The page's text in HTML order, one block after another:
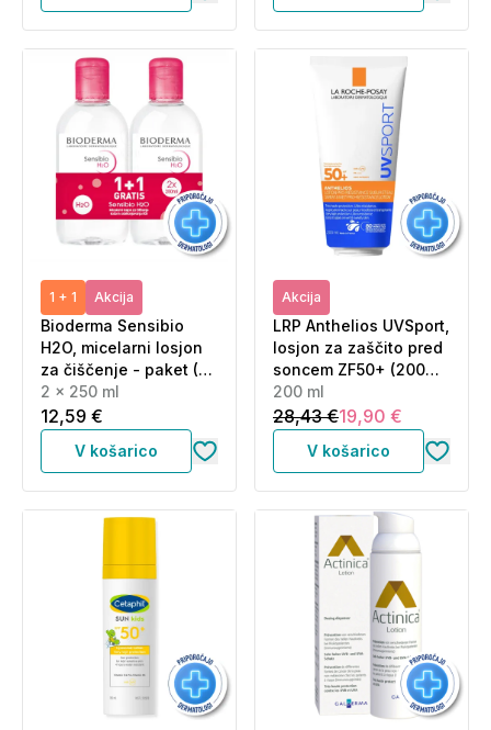
1 + 1 Akcija
Bioderma Sensibio
H2O, micelarni losjon
za čiščenje - paket (2
x 250 ml)
2 x 250 ml
12,59 €
V košarico
Akcija
LRP Anthelios UVSport,
losjon za zaščito pred
soncem ZF50+ (200
ml)
200 ml
28,43 €19,90 €
V košarico